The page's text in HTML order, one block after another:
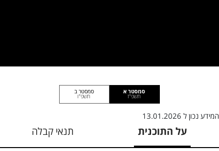
סמסטר א
תשפ"ז
סמסטר ב
תשפ"ו
המידע נכון ל 13.01.2026
על התוכנית תנאי קבלה